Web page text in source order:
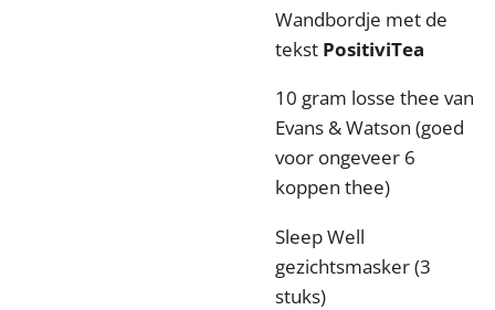
Wandbordje met de
tekst PositiviTea
10 gram losse thee van
Evans & Watson (goed
voor ongeveer 6
koppen thee)
Sleep Well
gezichtsmasker (3
stuks)